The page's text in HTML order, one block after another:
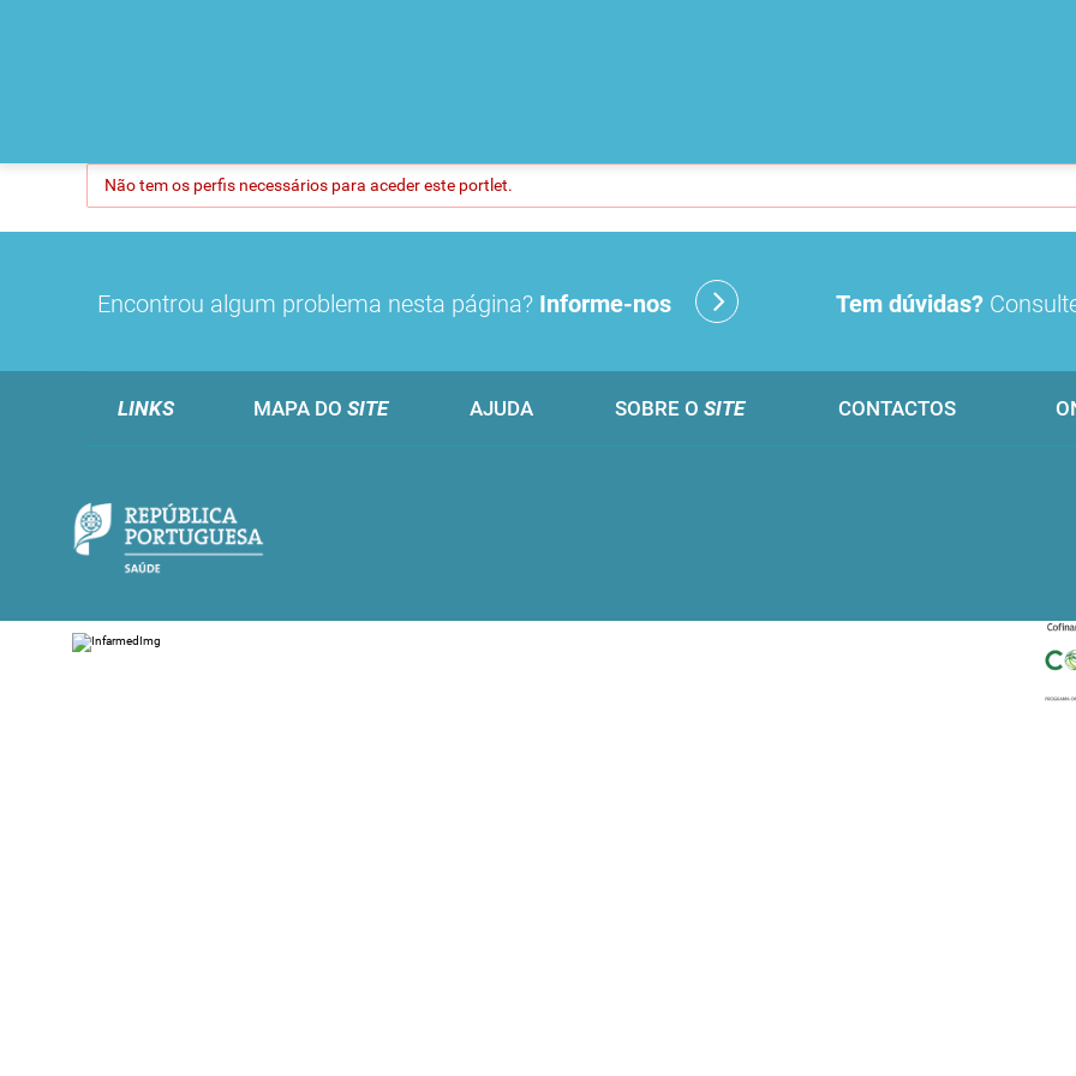
Não tem os perfis necessários para aceder este portlet.
Encontrou algum problema nesta página? Informe-nos Tem dúvidas?
LINKS MAPA DO SITE AJUDA SOBRE O SITE CONTACTOS